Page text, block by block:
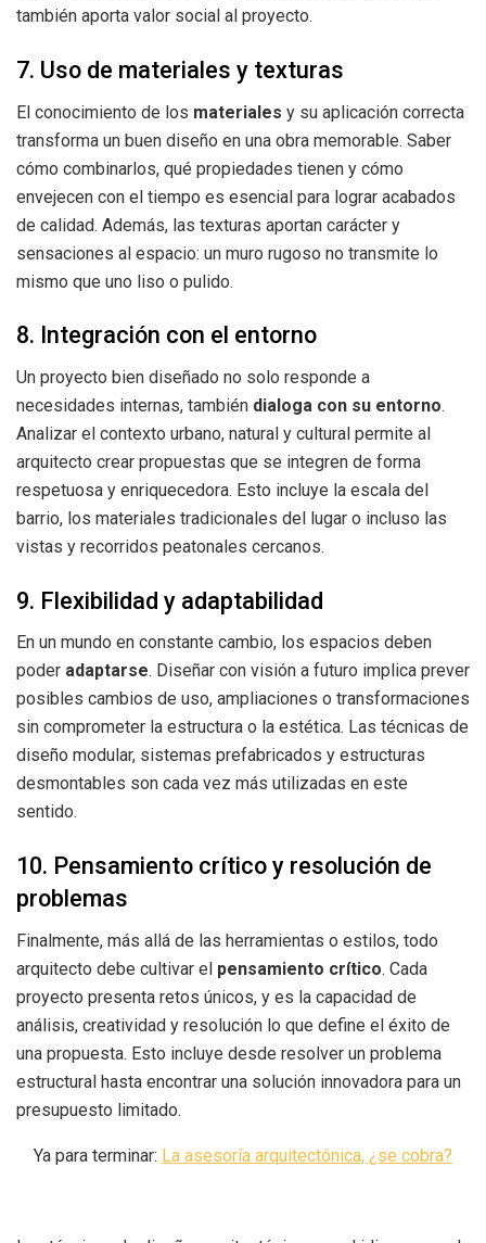
también aporta valor social al proyecto.
7. Uso de materiales y texturas
El conocimiento de los materiales y su aplicación correcta
transforma un buen diseño en una obra memorable. Saber
cómo combinarlos, qué propiedades tienen y cómo
envejecen con el tiempo es esencial para lograr acabados
de calidad. Además, las texturas aportan carácter y
sensaciones al espacio: un muro rugoso no transmite lo
mismo que uno liso o pulido.
8. Integración con el entorno
Un proyecto bien diseñado no solo responde a
necesidades internas, también dialoga con su entorno.
Analizar el contexto urbano, natural y cultural permite al
arquitecto crear propuestas que se integren de forma
respetuosa y enriquecedora. Esto incluye la escala del
barrio, los materiales tradicionales del lugar o incluso las
vistas y recorridos peatonales cercanos.
9. Flexibilidad y adaptabilidad
En un mundo en constante cambio, los espacios deben
poder adaptarse. Diseñar con visión a futuro implica prever
posibles cambios de uso, ampliaciones o transformaciones
sin comprometer la estructura o la estética. Las técnicas de
diseño modular, sistemas prefabricados y estructuras
desmontables son cada vez más utilizadas en este
sentido.
10. Pensamiento crítico y resolución de
problemas
Finalmente, más allá de las herramientas o estilos, todo
arquitecto debe cultivar el pensamiento crítico. Cada
proyecto presenta retos únicos, y es la capacidad de
análisis, creatividad y resolución lo que define el éxito de
una propuesta. Esto incluye desde resolver un problema
estructural hasta encontrar una solución innovadora para un
presupuesto limitado.
Ya para terminar: La asesoría arquitectónica, ¿se cobra?